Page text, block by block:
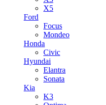
X5
Ford
Focus
Mondeo
Honda
Civic
Hyundai
Elantra
Sonata
Kia
K3